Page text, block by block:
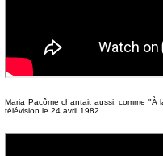
Maria Pacôme chantait aussi, comme "À
télévision le 24 avril 1982.